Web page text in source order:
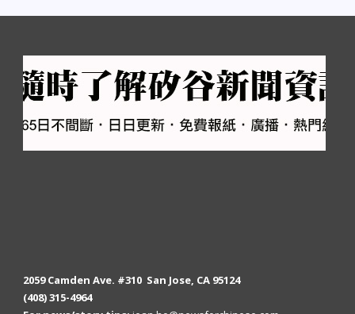
2059 Camden Ave. #310 San Jose, CA 95124
(408) 315-4964